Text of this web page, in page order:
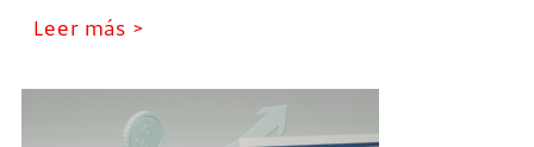
Leer más >